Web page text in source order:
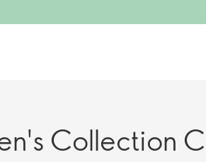
Collection